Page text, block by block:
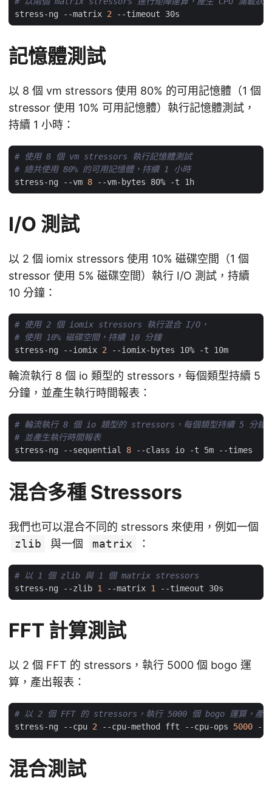
stress-ng --matrix 2
記憶體測試
以 8 個 vm stressors 使用 80% 的可用記憶體（1 個
stressor 使用 10% 可用記憶體）執行記憶體測試，
持續 1 小時：
# 使用 8 個 vm stressors 執行記憶體測試
# 總共使用 80% 的可用記憶體，持續 1 小時
stress-ng --vm 8
I/O 測試
以 2 個 iomix stressors 使用 10% 磁碟空間（1 個
stressor 使用 5% 磁碟空間）執行 I/O 測試，持續
10 分鐘：
# 使用 2 個 iomix stressors 執行混合 I/O，
# 使用 10% 磁碟空間，持續 10 分鐘
stress-ng --iomix 2
輪流執行 8 個 io 類型的 stressors，每個類型持續 5
分鐘，並產生執行時間報表：
# 輪流執行 8 個 io 類型的 stressors，每個類型持續 5 分鐘
# 並產生執行時間報表
stress-ng --sequential 8
混合多種 Stressors
我們也可以混合不同的 stressors 來使用，例如一個
zlib
與一個 matrix ：
# 以 1 個 zlib 與 1 個 matrix stressors
stress-ng --zlib 1 --matrix 1
FFT 計算測試
以 2 個 FFT 的 stressors，執行 5000 個 bogo 運
算，產出報表：
# 以 2 個 FFT 的 stressors，執行 5000 個 bogo 運算，產出
stress-ng --cpu 2 --cpu-method fft --cpu-ops 5000
混合測試